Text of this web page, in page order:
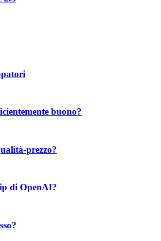
buono?
prezzo?
di OpenAI?